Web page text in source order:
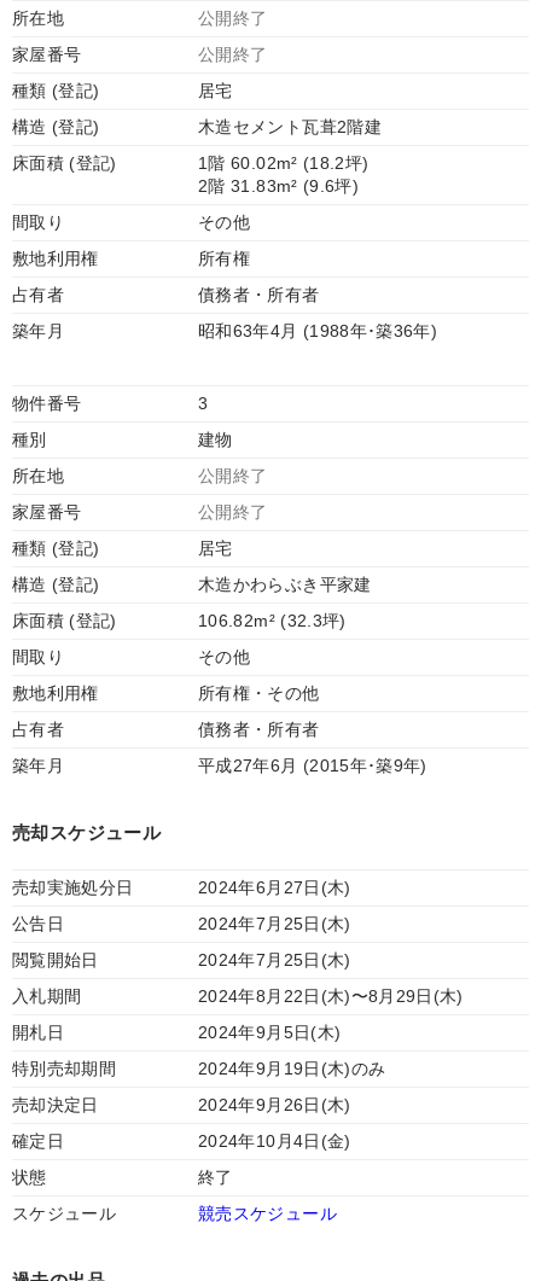
所在地
公開終了
家屋番号
公開終了
種類 (登記)
居宅
構造 (登記)
木造セメント瓦葺2階建
床面積 (登記)
1階 60.02m² (18.2坪)
2階 31.83m² (9.6坪)
間取り
その他
敷地利用権
所有権
占有者
債務者・所有者
築年月
昭和63年4月 (1988年･築36年)
物件番号
3
種別
建物
所在地
公開終了
家屋番号
公開終了
種類 (登記)
居宅
構造 (登記)
木造かわらぶき平家建
床面積 (登記)
106.82m² (32.3坪)
間取り
その他
敷地利用権
所有権・その他
占有者
債務者・所有者
築年月
平成27年6月 (2015年･築9年)
売却スケジュール
売却実施処分日
2024年6月27日(木)
公告日
2024年7月25日(木)
閲覧開始日
2024年7月25日(木)
入札期間
2024年8月22日(木)〜8月29日(木)
開札日
2024年9月5日(木)
特別売却期間
2024年9月19日(木)のみ
売却決定日
2024年9月26日(木)
確定日
2024年10月4日(金)
状態
終了
スケジュール
競売スケジュール